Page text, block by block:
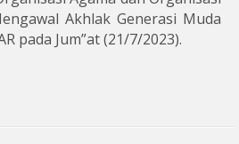
Akhlak Generasi Muda
pada Jum”at (21/7/2023).